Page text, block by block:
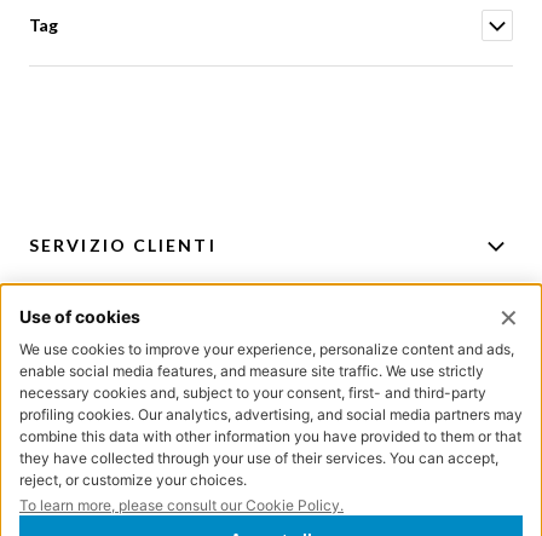
Tag
SERVIZIO CLIENTI
PER CONSIGLI E ACQUISTI
ISCRIZIONE NEWSLETTER